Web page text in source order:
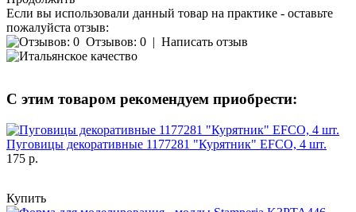
Если вы использовали данный товар на практике - оставьте
пожалуйста отзыв:
Отзывов: 0 | Написать отзыв
С этим товаром рекомендуем приобрести:
Пуговицы декоративные 1177281 "Курятник" EFCO, 4 шт.
175 р.
Купить